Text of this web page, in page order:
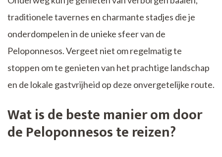
traditionele tavernes en charmante stadjes die je
onderdompelen in de unieke sfeer van de
Peloponnesos. Vergeet niet om regelmatig te
stoppen om te genieten van het prachtige landschap
en de lokale gastvrijheid op deze onvergetelijke route.
Wat is de beste manier om door
de Peloponnesos te reizen?